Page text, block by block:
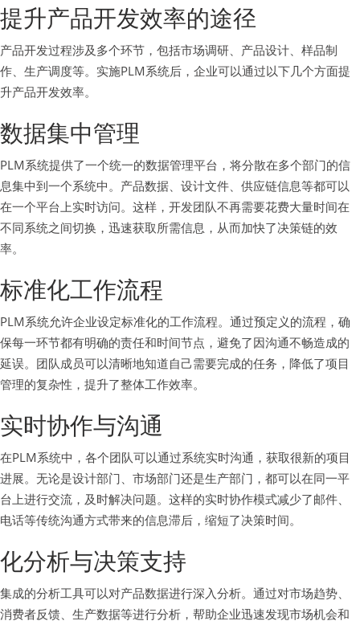
提升产品开发效率的途径
产品开发过程涉及多个环节，包括市场调研、产品设计、样品制
作、生产调度等。实施PLM系统后，企业可以通过以下几个方面提
升产品开发效率。
数据集中管理
PLM系统提供了一个统一的数据管理平台，将分散在多个部门的信
息集中到一个系统中。产品数据、设计文件、供应链信息等都可以
在一个平台上实时访问。这样，开发团队不再需要花费大量时间在
不同系统之间切换，迅速获取所需信息，从而加快了决策链的效
率。
标准化工作流程
PLM系统允许企业设定标准化的工作流程。通过预定义的流程，确
保每一环节都有明确的责任和时间节点，避免了因沟通不畅造成的
延误。团队成员可以清晰地知道自己需要完成的任务，降低了项目
管理的复杂性，提升了整体工作效率。
实时协作与沟通
在PLM系统中，各个团队可以通过系统实时沟通，获取很新的项目
进展。无论是设计部门、市场部门还是生产部门，都可以在同一平
台上进行交流，及时解决问题。这样的实时协作模式减少了邮件、
电话等传统沟通方式带来的信息滞后，缩短了决策时间。
化分析与决策支持
集成的分析工具可以对产品数据进行深入分析。通过对市场趋势、
消费者反馈、生产数据等进行分析，帮助企业迅速发现市场机会和